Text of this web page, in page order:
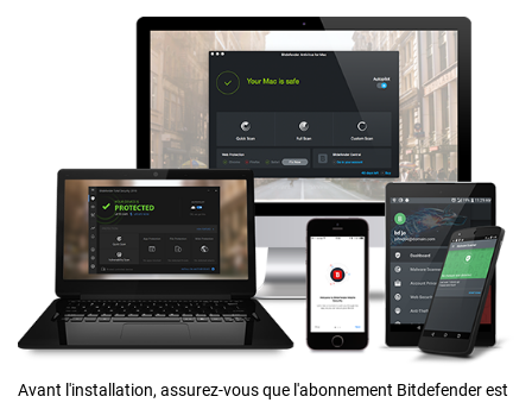
Avant l'installation, assurez-vous que l'abonnement Bitdefender est